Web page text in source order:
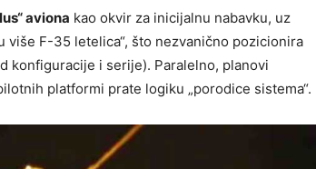
aviona kao okvir za inicijalnu nabavku, uz
više F-35 letelica“, što nezvanično pozicionira
konfiguracije i serije). Paralelno, planovi
platformi prate logiku „porodice sistema“.